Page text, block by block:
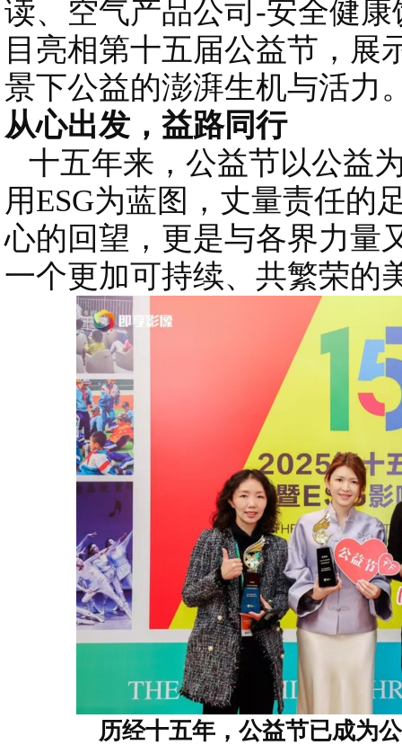
读、空气产品公司-安全健
目亮相第十五届公益节，展
景下公益的澎湃生机与活力
从心出发，益路同行
十五年来，公益节以公益
用ESG为蓝图，丈量责任的
心的回望，更是与各界力量
一个更加可持续、共繁荣的
历经十五年，公益节已成为